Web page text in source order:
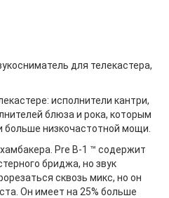
для телекастера,
исполнители кантри,
блюза и рока, которым
больше низкочастотной мощи.
Pre B-1 ™ содержит
бриджа, но звук
сквозь микс, но он
Он имеет на 25% больше